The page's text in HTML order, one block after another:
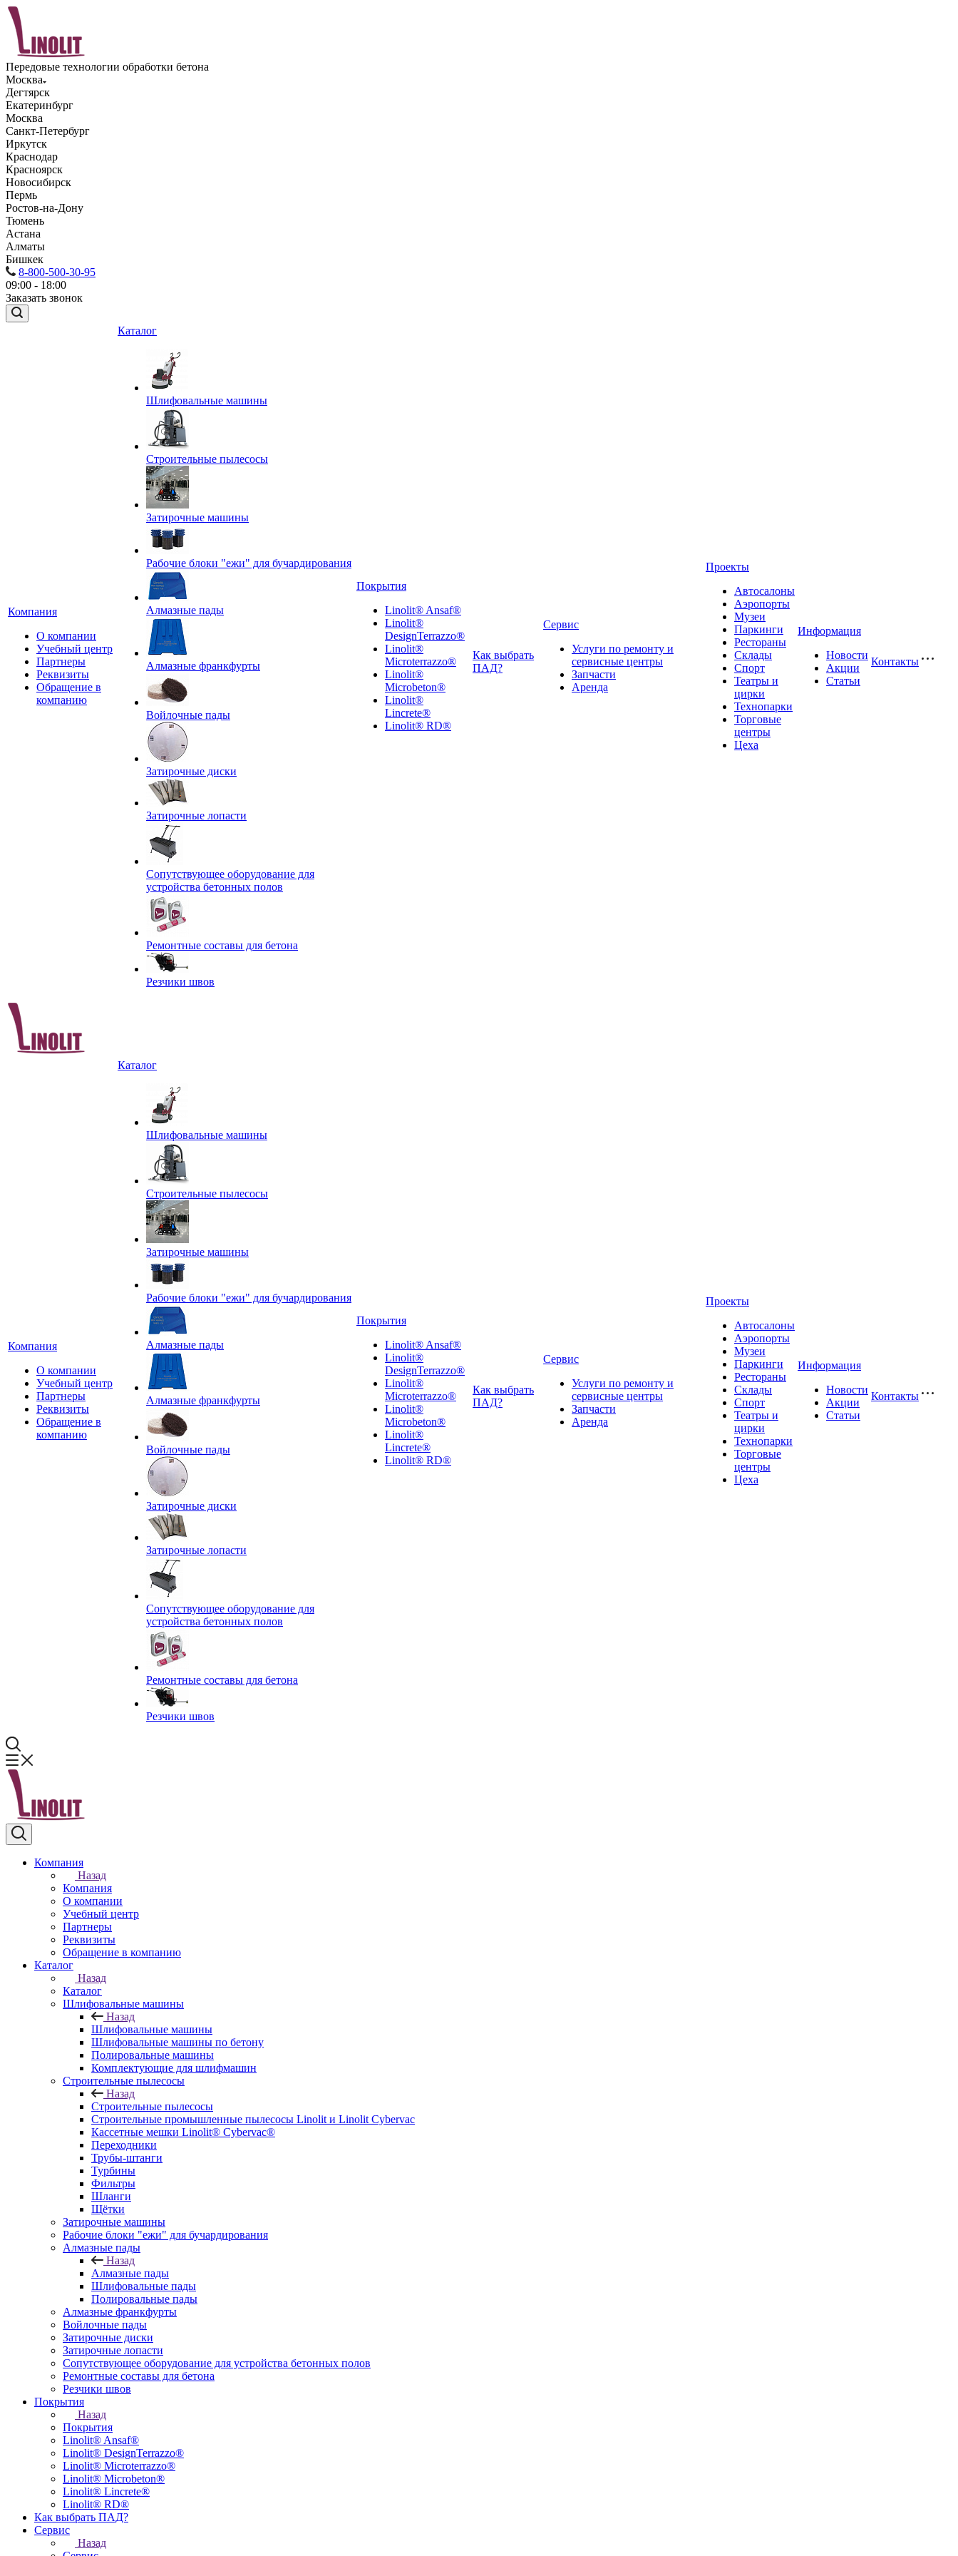
Передовые технологии обработки бетона
Москва
Дегтярск
Екатеринбург
Москва
Санкт-Петербург
Иркутск
Краснодар
Красноярск
Новосибирск
Пермь
Ростов-на-Дону
Тюмень
Астана
Алматы
Бишкек
8-800-500-30-95
09:00 - 18:00
Заказать звонок
Компания
О компании
Учебный центр
Партнеры
Реквизиты
Обращение в
компанию
Каталог
Шлифовальные машины
Строительные пылесосы
Затирочные машины
Рабочие блоки "ежи" для бучардирования
Алмазные пады
Алмазные франкфурты
Войлочные пады
Затирочные диски
Затирочные лопасти
Сопутствующее оборудование для
устройства бетонных полов
Ремонтные составы для бетона
Резчики швов
Покрытия
Linolit® Ansaf®
Linolit®
DesignTerrazzo®
Linolit®
Microterrazzo®
Linolit®
Microbeton®
Linolit®
Lincrete®
Linolit® RD®
Как выбрать
ПАД?
Сервис
Услуги по ремонту и
сервисные центры
Запчасти
Аренда
Проекты
Автосалоны
Аэропорты
Музеи
Паркинги
Рестораны
Склады
Спорт
Театры и
цирки
Технопарки
Торговые
центры
Цеха
Информация
Новости
Акции
Статьи
Контакты
Компания
О компании
Учебный центр
Партнеры
Реквизиты
Обращение в
компанию
Каталог
Шлифовальные машины
Строительные пылесосы
Затирочные машины
Рабочие блоки "ежи" для бучардирования
Алмазные пады
Алмазные франкфурты
Войлочные пады
Затирочные диски
Затирочные лопасти
Сопутствующее оборудование для
устройства бетонных полов
Ремонтные составы для бетона
Резчики швов
Покрытия
Linolit® Ansaf®
Linolit®
DesignTerrazzo®
Linolit®
Microterrazzo®
Linolit®
Microbeton®
Linolit®
Lincrete®
Linolit® RD®
Как выбрать
ПАД?
Сервис
Услуги по ремонту и
сервисные центры
Запчасти
Аренда
Проекты
Автосалоны
Аэропорты
Музеи
Паркинги
Рестораны
Склады
Спорт
Театры и
цирки
Технопарки
Торговые
центры
Цеха
Информация
Новости
Акции
Статьи
Контакты
Компания
Назад
Компания
О компании
Учебный центр
Партнеры
Реквизиты
Обращение в компанию
Каталог
Назад
Каталог
Шлифовальные машины
Назад
Шлифовальные машины
Шлифовальные машины по бетону
Полировальные машины
Комплектующие для шлифмашин
Строительные пылесосы
Назад
Строительные пылесосы
Строительные промышленные пылесосы Linolit и Linolit Cybervac
Кассетные мешки Linolit® Cybervac®
Переходники
Трубы-штанги
Турбины
Фильтры
Шланги
Щётки
Затирочные машины
Рабочие блоки "ежи" для бучардирования
Алмазные пады
Назад
Алмазные пады
Шлифовальные пады
Полировальные пады
Алмазные франкфурты
Войлочные пады
Затирочные диски
Затирочные лопасти
Сопутствующее оборудование для устройства бетонных полов
Ремонтные составы для бетона
Резчики швов
Покрытия
Назад
Покрытия
Linolit® Ansaf®
Linolit® DesignTerrazzo®
Linolit® Microterrazzo®
Linolit® Microbeton®
Linolit® Lincrete®
Linolit® RD®
Как выбрать ПАД?
Сервис
Назад